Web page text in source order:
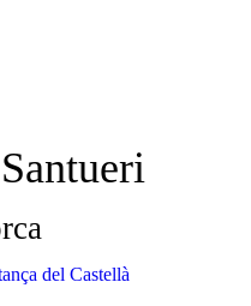
del Castellà